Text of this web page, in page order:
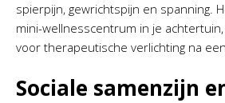
spierpijn, gewrichtspijn en spanning.
mini-wellnesscentrum in je
voor therapeutische verlichting na
Sociale samenzijn